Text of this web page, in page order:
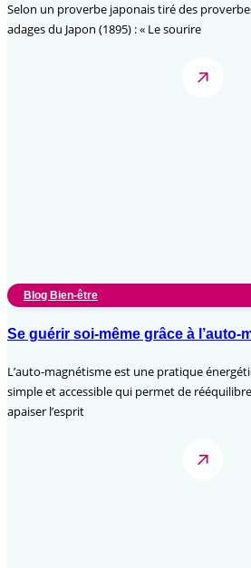
Selon un proverbe japonais tiré des
adages du Japon (1895) : « Le sourire
Blog Bien-être
Se guérir soi-même grâce à l’auto-
L’auto-magnétisme est une pratique
simple et accessible qui permet de
apaiser l’esprit